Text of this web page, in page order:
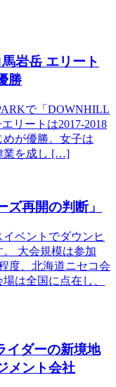
岩岳 エリート
勝
で「DOWNHILL
リートは2017-2018
が優勝。女子は
業を成し […]
再開の判断」
ベントでダウンヒ
大会規模は参加
度、北海道ニセコ会
は全国に点在し、
イダーの新境地
メント会社